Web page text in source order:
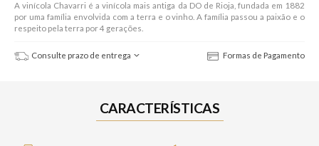
A vinícola Chavarri é a vinícola mais antiga da DO de Rioja, fundada em 1882
por uma família envolvida com a terra e o vinho. A família passou a paixão e o
respeito pela terra por 4 gerações.
Consulte prazo de entrega Formas de Pagamento
CARACTERÍSTICAS